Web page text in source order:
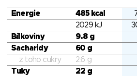
Energie 485 kcal
2029 kJ
Bílkoviny
9.8 g
Sacharidy
60 g
z toho cukry
2.6 g
Tuky
22 g